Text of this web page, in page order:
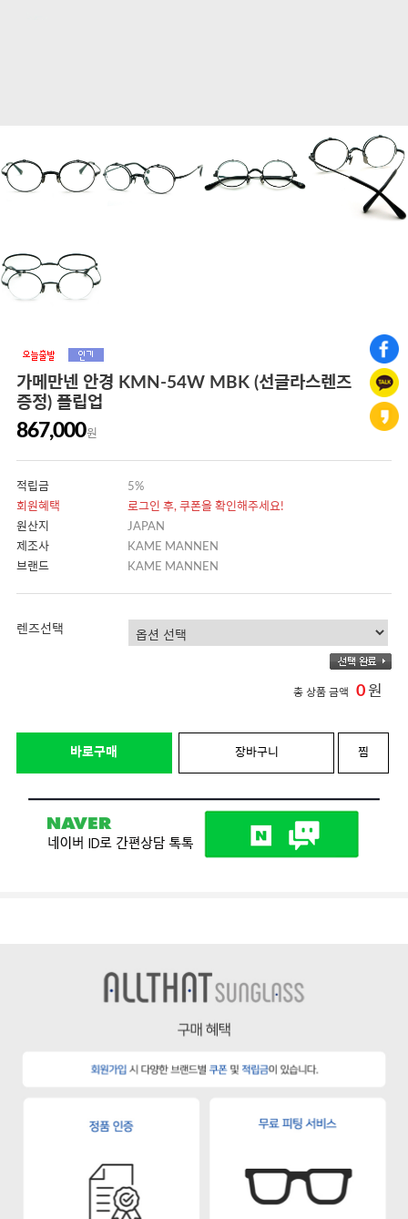
가메만넨 안경 KMN-54W MBK (선글라스렌즈
증정) 플립업
867,000원
적립금
5%
회원혜택
로그인 후, 쿠폰을 확인해주세요!
원산지
JAPAN
제조사
KAME MANNEN
브랜드
KAME MANNEN
렌즈선택
총 상품 금액 0 원
바로구매 장바구니 찜